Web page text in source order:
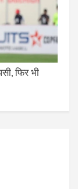
फिर भी